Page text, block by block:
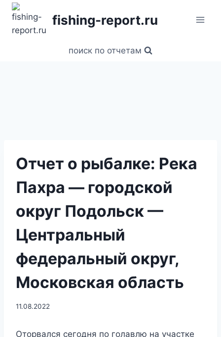
Перейти
содержанию
fishing-report.ru
поиск по отчетам
Отчет о рыбалке: Река
Пахра — городской
округ Подольск —
Центральный
федеральный округ,
Московская область
11.08.2022
Оторвался сегодня по голавлю на участке